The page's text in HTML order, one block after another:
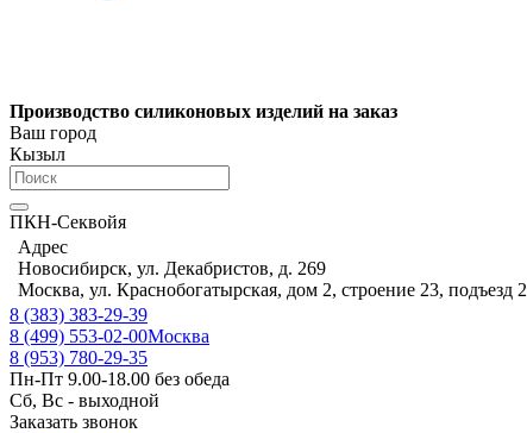
Производство силиконовых изделий на заказ
Ваш город
Кызыл
ПКН-Секвойя
Адрес
Новосибирск, ул. Декабристов, д. 269
Москва, ул. Краснобогатырская, дом 2, строение 23, подъезд 2
8 (383) 383-29-39
8 (499) 553-02-00Москва
8 (953) 780-29-35
Пн-Пт 9.00-18.00 без обеда
Сб, Вс - выходной
Заказать звонок